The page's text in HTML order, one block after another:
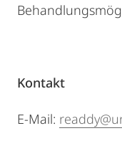
Kontakt
E-Mail: